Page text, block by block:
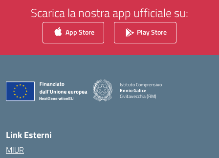
Scarica la nostra app ufficiale su:
App Store Play Store
Istituto Comprensivo
Ennio Galice
Civitavecchia (RM)
Link Esterni
MIUR